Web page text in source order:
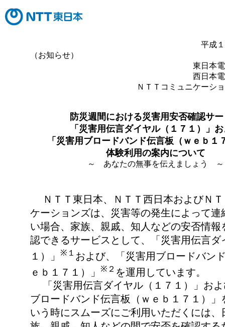
平成
（お知らせ）
東日本
西日本
ＮＴＴコミュニケーシ
防災週間における災害用安否確認サ
「災害用伝言ダイヤル（１７１）」
「災害用ブロードバンド伝言板（ｗｅｂ１
体験利用の案内について
～ あなたの無事を伝えましょう ～
ＮＴＴ東日本、ＮＴＴ西日本およびＮＴ
ケーションズは、災害等の発生によって連
い場合、家族、親戚、知人などの安否情報
認できるサービスとして、「災害用伝言ダ
１）」
※１ および、「災害用ブロードバン
ｅｂ１７１）」
※２ を運用しています。
「災害用伝言ダイヤル（１７１）」およ
ブロードバンド伝言板（ｗｅｂ１７１）」
いう時にスムーズにご利用いただくには、